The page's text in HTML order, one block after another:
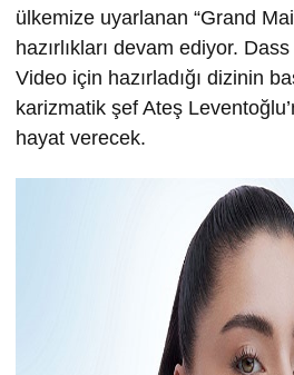
ülkemize uyarlanan “Grand
hazırlıkları devam ediyor. Dass
Video için hazırladığı dizinin
karizmatik şef Ateş
hayat verecek.